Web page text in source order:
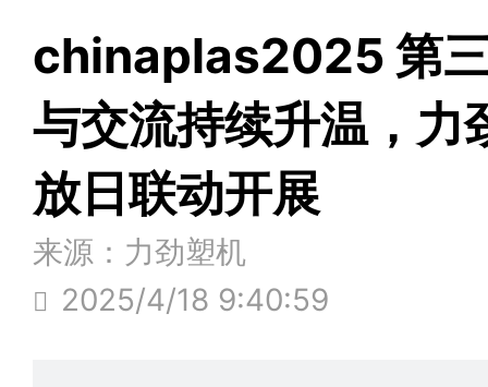
chinaplas2025 第
与交流持续升温，力
放日联动开展
来源：力劲塑机
2025/4/18 9:40:59